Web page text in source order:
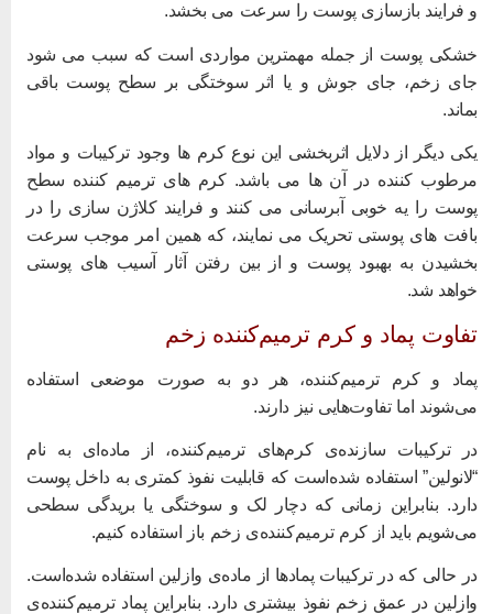
فرایند بازسازی پوست را سرعت می بخشد.
پوست از جمله مهمترین مواردی است که سبب می شود
زخم، جای جوش و یا اثر سوختگی بر سطح پوست باقی
دیگر از دلایل اثربخشی این نوع کرم ها وجود ترکیبات و مواد
کننده در آن ها می باشد. کرم های ترمیم کننده سطح
را یه خوبی آبرسانی می کنند و فرایند کلاژن سازی را در
های پوستی تحریک می نمایند، که همین امر موجب سرعت
به بهبود پوست و از بین رفتن آثار آسیب های پوستی
شد.
پماد و کرم ترمیم‌کننده زخم
و کرم ترمیم‌کننده، هر دو به صورت موضعی استفاده
اما تفاوت‌هایی نیز دارند.
ترکیبات سازنده‌ی کرم‌های ترمیم‌کننده، از ماده‌ای به نام
استفاده شده‌است که قابلیت نفوذ کمتری به داخل پوست
بنابراین زمانی که دچار لک و سوختگی یا بریدگی سطحی
باید از کرم ترمیم‌کننده‌ی زخم باز استفاده کنیم.
حالی که در ترکیبات پمادها از ماده‌ی وازلین استفاده شده‌است.
در عمق زخم نفوذ بیشتری دارد. بنابراین پماد ترمیم‌کننده‌ی